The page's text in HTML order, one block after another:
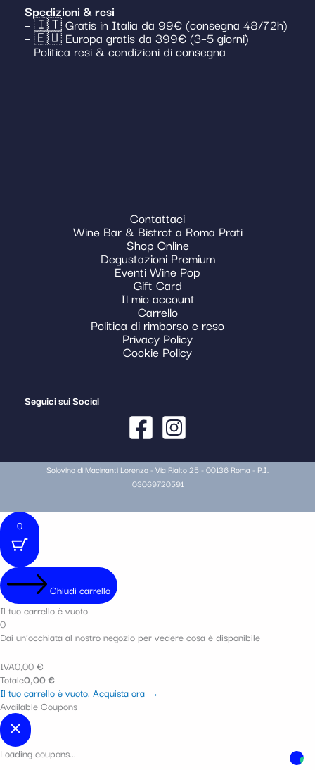
Spedizioni & resi
– 🇮🇹 Gratis in Italia da 99€ (consegna 48/72h)
– 🇪🇺 Europa gratis da 399€ (3–5 giorni)
– Politica resi & condizioni di consegna
Contattaci
Wine Bar & Bistrot a Roma Prati
Shop Online
Degustazioni Premium
Eventi Wine Pop
Gift Card
Il mio account
Carrello
Politica di rimborso e reso
Privacy Policy
Cookie Policy
Seguici sui Social
Solovino di Macinanti Lorenzo - Via Rialto 25 - 00136 Roma - P.I.
03069720591
0
Chiudi carrello
Il tuo carrello è vuoto
0
Dai un'occhiata al nostro negozio per vedere cosa è disponibile
IVA0,00€
Totale0,00€
Il tuo carrello è vuoto. Acquista ora →
Available Coupons
Loading coupons...